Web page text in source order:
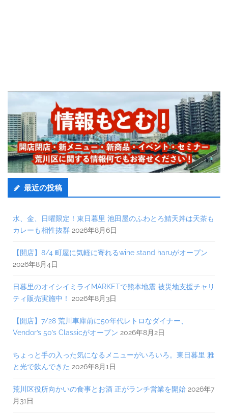
最近の投稿
水、金、日曜限定！東日暮里 池田屋のふわとろ鯖天丼は天茶も
カレーも相性抜群 2026年8月6日
【開店】8/4 町屋に気軽に寄れるwine stand haruがオープン
2026年8月4日
日暮里のオイシイミライMARKETで熊本地震 被災地支援チャリ
ティ販売実施中！
2026年8月3日
【開店】7/28 荒川車庫前に50年代レトロなダイナー、
Vendor’s 50’s Classicがオープン 2026年8月2日
ちょっと手の入った気になるメニューがいろいろ。東日暮里 雅
と光で飲んできた 2026年8月1日
荒川区役所向かいの食事とお酒 正がランチ営業を開始 2026年7
月31日